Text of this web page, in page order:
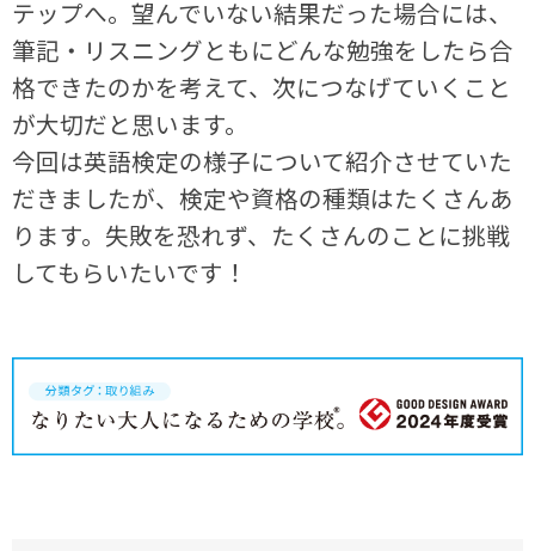
テップへ。望んでいない結果だった場合には、
筆記・リスニングともにどんな勉強をしたら合
格できたのかを考えて、次につなげていくこと
が大切だと思います。
今回は英語検定の様子について紹介させていた
だきましたが、検定や資格の種類はたくさんあ
ります。失敗を恐れず、たくさんのことに挑戦
してもらいたいです！